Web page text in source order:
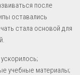
после
оставались
стала основой для
учебные материалы;